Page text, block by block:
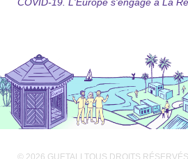
COVID-19. L'Europe s'engage à La